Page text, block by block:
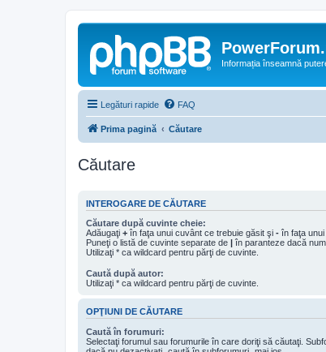
Informația înseamnă
Legături rapide FAQ
Prima pagină Căutare
Căutare
INTEROGARE DE CĂUTARE
Căutare după cuvinte cheie:
Adăugaţi + în faţa unui cuvânt ce trebuie găsit şi - în faţa
Puneţi o listă de cuvinte separate de | în paranteze dacă
Utilizaţi * ca wildcard pentru părţi de cuvinte.
Caută după autor:
Utilizaţi * ca wildcard pentru părţi de cuvinte.
OPŢIUNI DE CĂUTARE
Caută în forumuri:
Selectaţi forumul sau forumurile în care doriţi să căutaţi.